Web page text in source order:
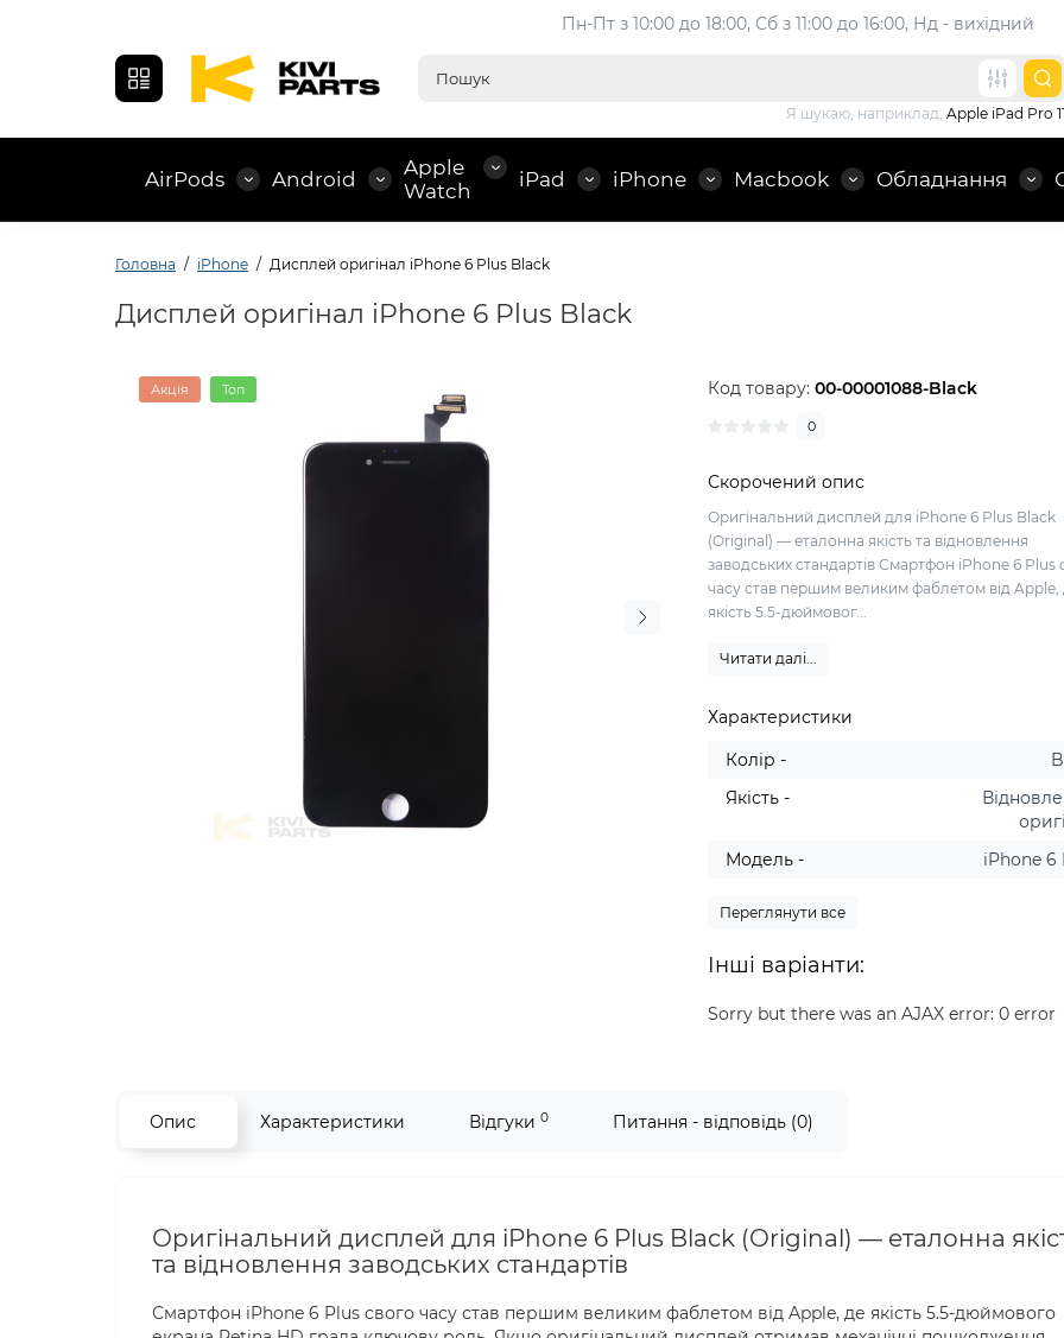
Пн-Пт з 10:00 до 18:00, Сб з 11:00 до 16:00, Нд - вихідний
Я шукаю, наприклад, Apple iPad Pro
AirPods Android
Apple
Watch
iPad iPhone Macbook Обладнання
Головна iPhone Дисплей оригінал iPhone 6 Plus Black
Дисплей оригінал iPhone 6 Plus Black
Акція Топ Код товару:00-00001088-Black
0
Скорочений опис
Оригінальний дисплей для iPhone 6 Plus Black
(Original) — еталонна якість та відновлення
заводських стандартів Смартфон iPhone 6 Plus
часу став першим великим фаблетом від Apple,
якість 5.5-дюймовог...
Читати далі...
Характеристики
Колір -
Якість -
Модель -
iPhone 6
Переглянути все
Інші варіанти:
Sorry but there was an AJAX error: 0 error
Опис Характеристики Відгуки 0 Питання - відповідь (0)
Оригінальний дисплей для iPhone 6 Plus Black (Original) — еталонна
та відновлення заводських стандартів
Смартфон iPhone 6 Plus свого часу став першим великим фаблетом від Apple, де якість 5.5-дюймового